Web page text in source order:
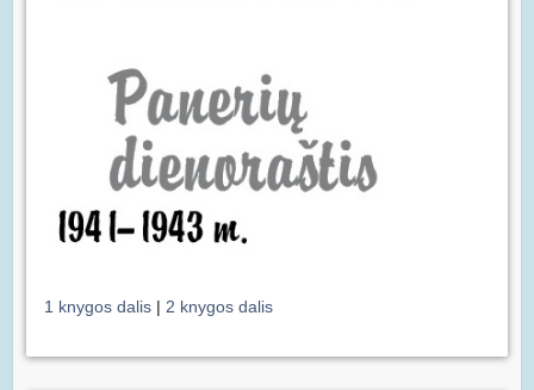
1 knygos dalis | 2 knygos dalis